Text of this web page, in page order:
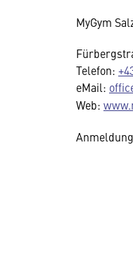
MyGym
Telefon:
eMail:
Web: